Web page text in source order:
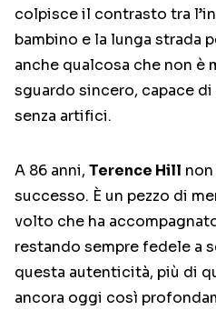
colpisce il contrasto tra
bambino e la lunga strada
anche qualcosa che non è
sguardo sincero, capace
senza artifici.
A 86 anni, Terence Hill
successo. È un pezzo di
volto che ha
restando sempre fedele a
questa autenticità, più di
ancora oggi così